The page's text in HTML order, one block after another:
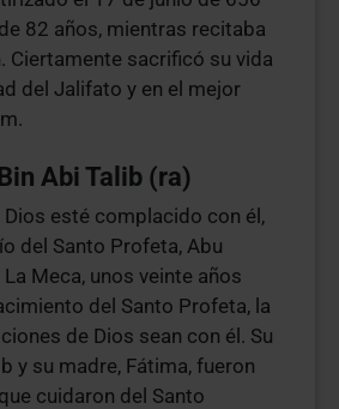
82 años, mientras recitaba
Ciertamente sacrificó su vida
del Jalifato y en el mejor
Abi Talib (ra)
Dios esté complacido con él,
del Santo Profeta, Abu
Meca, unos veinte años
del Santo Profeta, la
de Dios sean con él. Su
y su madre, Fátima, fueron
cuidaron del Santo